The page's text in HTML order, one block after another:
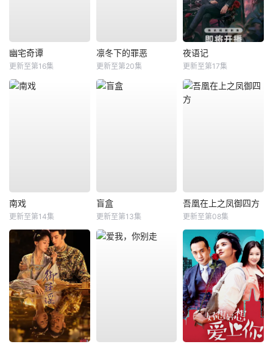
幽宅奇谭
更新至第16集
凛冬下的罪恶
更新至第20集
夜语记
更新至第17集
南戏
更新至第14集
盲盒
更新至第13集
吾凰在上之凤御四方
更新至第08集